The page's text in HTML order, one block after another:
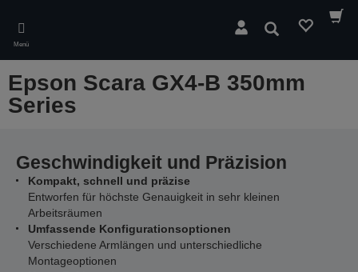
main
content
Menü
Suchen
Epson Scara GX4-B 350mm
Series
Geschwindigkeit und Präzision
Kompakt, schnell und präzise
Entworfen für höchste Genauigkeit in sehr kleinen
Arbeitsräumen
Umfassende Konfigurationsoptionen
Verschiedene Armlängen und unterschiedliche
Montageoptionen